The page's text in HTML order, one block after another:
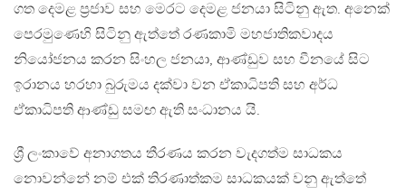
ගත දෙමළ ප්‍රජාව සහ මෙරට දෙමළ ජනයා සිටිනු ඇත. අනෙක්
පෙරමුණෙහි සිටිනු ඇත්තේ රණකාමි මහජාතිකවාදය
නියෝජනය කරන සිංහල ජනයා, ආණ්ඩුව සහ වීනයේ සිට
ඉරානය හරහා බුරුමය දක්වා වන ඒකාධිපති සහ අර්ධ
ඒකාධිපති ආණ්ඩු සමඟ ඇති සංධානය යි.
ශ්‍රී ලංකාවේ අනාගතය තීරණය කරන වැදගත්ම සාධකය
නොවන්නේ නම් එක් තිරණාත්කම සාධකයක් වනු ඇත්තේ